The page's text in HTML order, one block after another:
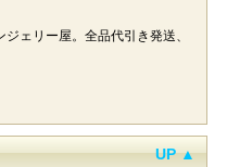
ェリー屋。全品代引き発送、
UP ▲